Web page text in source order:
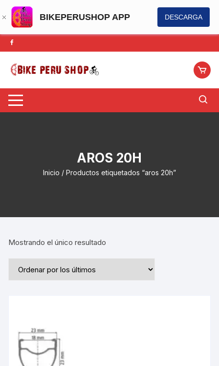
BIKEPERUSHOP APP DESCARGA
Saltar
al
contenido
AROS 20H
Inicio / Productos etiquetados “aros 20h”
Mostrando el único resultado